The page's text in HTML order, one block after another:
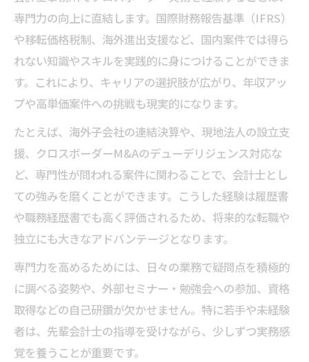
専門力の向上に直結します。国際財務報告基準（IFRS）
や移転価格税制、海外進出支援など、国内案件では得ら
れない知識やスキルを実践的に身につけることができま
す。これにより、キャリアの選択肢が広がり、年収アッ
プや高単価案件への挑戦も現実的になります。
たとえば、海外子会社の連結決算や、現地法人の設立支
援、クロスボーダーM&Aのデューデリジェンス対応な
ど、専門性が問われる案件に関わることで、会計士とし
ての強みを磨くことができます。こうした経験は履歴書
や職務経歴書でも高く評価されるため、将来的な転職や
独立にも大きなアドバンテージとなります。
専門力を高めるためには、日々の業務で疑問点を積極的
に調べる姿勢や、外部セミナー・勉強会への参加、資格
取得などの自己研鑽が欠かせません。特に若手や未経験
者は、先輩会計士の指導を受けながら、少しずつ実務感
覚を養うことが重要です。